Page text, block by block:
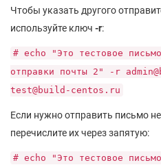
Чтобы указать другого
используйте ключ -r:
# echo "Это тестовое
отправки почты 2" -r
test@build-centos.ru
Если нужно отправить письмо
перечислите их через запятую:
# echo "Это тестовое